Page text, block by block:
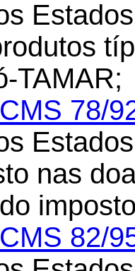
TAMAR;
78/
nas
82/